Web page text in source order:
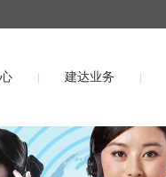
建达业务